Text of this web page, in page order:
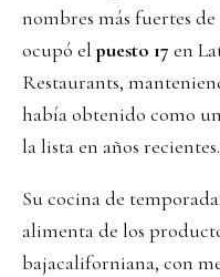
nombres más fuertes de
ocupó elpuesto 17 en
Restaurants,
había obtenido como
la lista en años recientes.
Su cocina de
alimenta de los
bajacaliforniana, con